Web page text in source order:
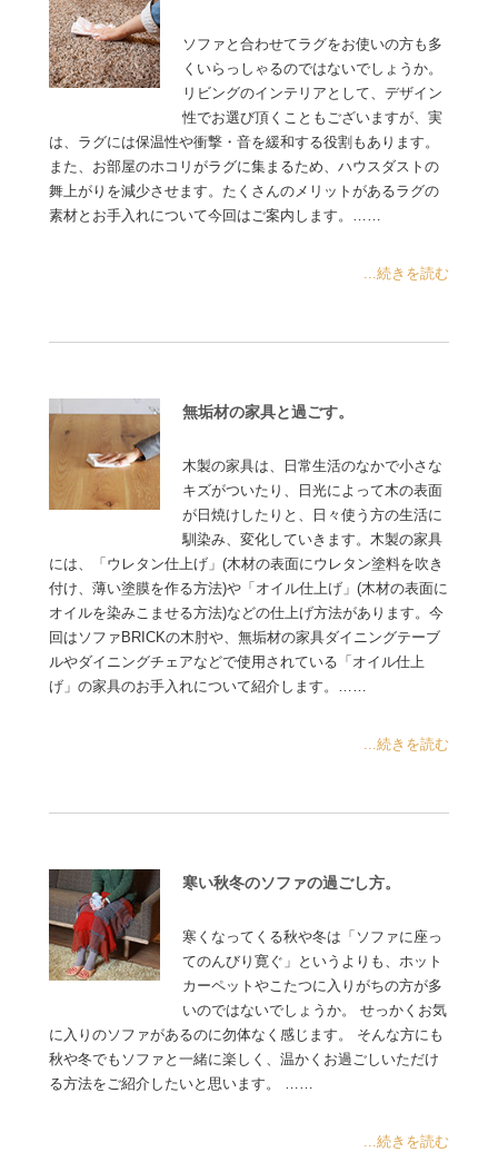
ソファと合わせてラグをお使いの方も多
くいらっしゃるのではないでしょうか。
リビングのインテリアとして、デザイン
性でお選び頂くこともございますが、実
は、ラグには保温性や衝撃・音を緩和する役割もあります。
また、お部屋のホコリがラグに集まるため、ハウスダストの
舞上がりを減少させます。たくさんのメリットがあるラグの
素材とお手入れについて今回はご案内します。……
...続きを読む
無垢材の家具と過ごす。
木製の家具は、日常生活のなかで小さな
キズがついたり、日光によって木の表面
が日焼けしたりと、日々使う方の生活に
馴染み、変化していきます。木製の家具
には、「ウレタン仕上げ」(木材の表面にウレタン塗料を吹き
付け、薄い塗膜を作る方法)や「オイル仕上げ」(木材の表面に
オイルを染みこませる方法)などの仕上げ方法があります。今
回はソファBRICKの木肘や、無垢材の家具ダイニングテーブ
ルやダイニングチェアなどで使用されている「オイル仕上
げ」の家具のお手入れについて紹介します。……
...続きを読む
寒い秋冬のソファの過ごし方。
寒くなってくる秋や冬は「ソファに座っ
てのんびり寛ぐ」というよりも、ホット
カーペットやこたつに入りがちの方が多
いのではないでしょうか。 せっかくお気
に入りのソファがあるのに勿体なく感じます。 そんな方にも
秋や冬でもソファと一緒に楽しく、温かくお過ごしいただけ
る方法をご紹介したいと思います。 ……
...続きを読む